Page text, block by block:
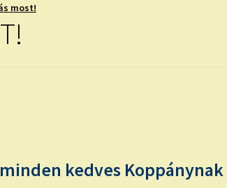
most!
kedves